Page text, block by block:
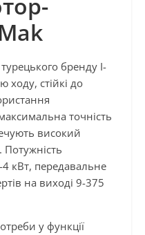
бренду I-
ходу, стійкі до
точність
високий
4 кВт, передавальне
на виході 9-375
у функції